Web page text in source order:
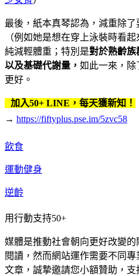
最後，紙本真琴認為，減重除
（例如她是想在穿上泳裝時看
純減輕體重；特別是對於熟齡族
以及基礎代謝量， 如此一來，除
更好。
加入50+ LINE，每天獲新知！
→ https://fiftyplus.pse.im/5zvc58
飲食
運動健身
逆齡
用行動支持50+
媒體是推動社會朝向更好改變
閱讀，然而網站運作需要不同
文章，誠摯邀請您小額贊助，